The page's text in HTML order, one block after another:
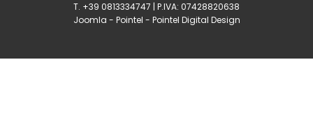
T. +39 0813334747 | P.IVA: 07428820638
Joomla - Pointel - Pointel Digital Design